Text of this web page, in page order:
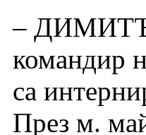
–
командир
са
През м.